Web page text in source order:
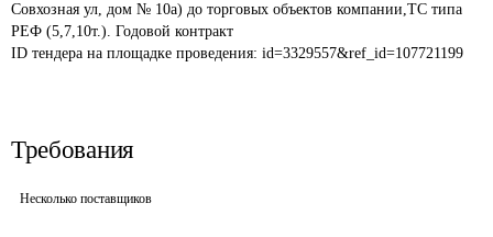
Совхозная ул, дом № 10а) до торговых объектов компании,ТС типа
РЕФ (5,7,10т.). Годовой контракт
ID тендера на площадке проведения: id=3329557&ref_id=107721199
Требования
Несколько поставщиков